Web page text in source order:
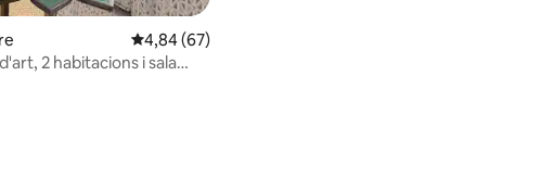
4,84 de puntuació mitjana d'un total de 5; 67 avaluacions
4,84 (67)
2 habitacions i sala